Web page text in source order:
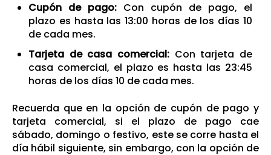
Cupón de pago: Con cupón de pago, el
plazo es hasta las 13:00 horas de los días 10
de cada mes.
Tarjeta de casa comercial: Con tarjeta de
casa comercial, el plazo es hasta las 23:45
horas de los días 10 de cada mes.
Recuerda que en la opción de cupón de pago y
tarjeta comercial, si el plazo de pago cae
sábado, domingo o festivo, este se corre hasta el
día hábil siguiente, sin embargo, con la opción de